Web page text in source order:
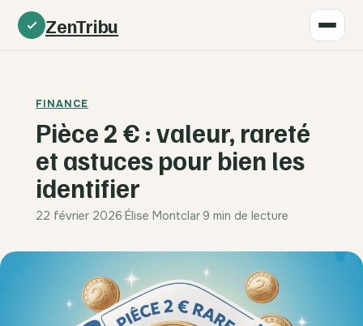
ZenTribu
FINANCE
Pièce 2 € : valeur, rareté
et astuces pour bien les
identifier
22 février 2026·Élise Montclar·9 min de lecture